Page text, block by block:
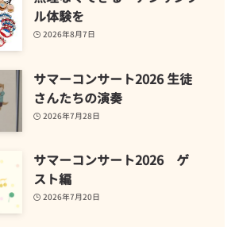
ル体験を
2026年8月7日
サマーコンサート2026 生徒
さんたちの演奏
2026年7月28日
サマーコンサート2026 ゲ
スト編
2026年7月20日